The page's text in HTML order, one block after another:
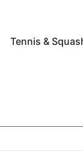
Tennis &